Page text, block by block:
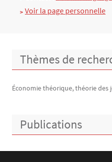
Voir la page personnelle
Thèmes de
Économie théorique, théorie des
Publications